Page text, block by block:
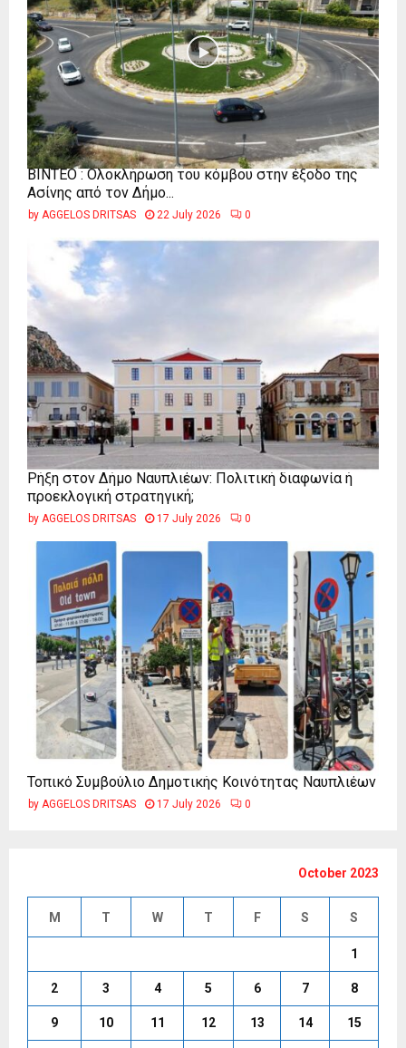
ΒΙΝΤΕΟ : Ολοκλήρωση του κόμβου στην έξοδο της
Ασίνης από τον Δήμο...
by AGGELOS DRITSAS 22 July 2026 0
Ρήξη στον Δήμο Ναυπλιέων: Πολιτική διαφωνία ή
προεκλογική στρατηγική;
by AGGELOS DRITSAS 17 July 2026 0
Τοπικό Συμβούλιο Δημοτικής Κοινότητας Ναυπλιέων
by AGGELOS DRITSAS 17 July 2026 0
October 2023
M T W T F S S
1
2 3 4 5 6 7 8
9 10 11 12 13 14 15